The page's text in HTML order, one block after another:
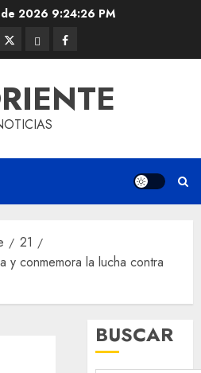
2026 9:24:26 PM
Twitter
(X)
ThreadsFacebook
21
y conmemora la lucha contra
BUSCAR